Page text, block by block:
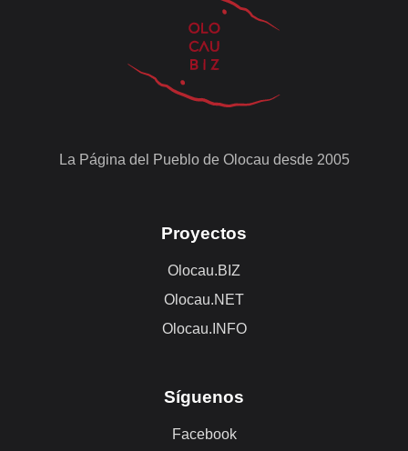
La Página del Pueblo de Olocau desde 2005
Proyectos
Olocau.BIZ
Olocau.NET
Olocau.INFO
Síguenos
Facebook